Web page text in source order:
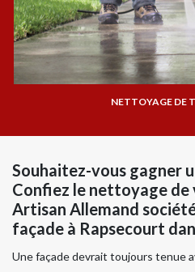
NETTOYAGE DE
Souhaitez-vous gagner
Confiez le nettoyage
Artisan Allemand
façade à Rapsecourt
Une façade devrait toujours tenue